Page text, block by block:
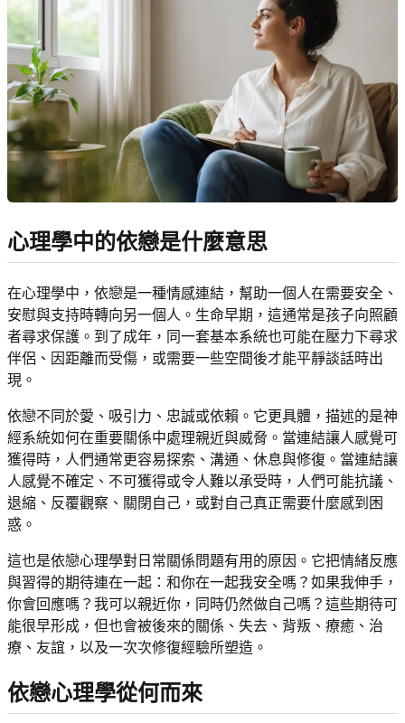
心理學中的依戀是什麼意思
在心理學中，依戀是一種情感連結，幫助一個人在需要安全、
安慰與支持時轉向另一個人。生命早期，這通常是孩子向照顧
者尋求保護。到了成年，同一套基本系統也可能在壓力下尋求
伴侶、因距離而受傷，或需要一些空間後才能平靜談話時出
現。
依戀不同於愛、吸引力、忠誠或依賴。它更具體，描述的是神
經系統如何在重要關係中處理親近與威脅。當連結讓人感覺可
獲得時，人們通常更容易探索、溝通、休息與修復。當連結讓
人感覺不確定、不可獲得或令人難以承受時，人們可能抗議、
退縮、反覆觀察、關閉自己，或對自己真正需要什麼感到困
惑。
這也是依戀心理學對日常關係問題有用的原因。它把情緒反應
與習得的期待連在一起：和你在一起我安全嗎？如果我伸手，
你會回應嗎？我可以親近你，同時仍然做自己嗎？這些期待可
能很早形成，但也會被後來的關係、失去、背叛、療癒、治
療、友誼，以及一次次修復經驗所塑造。
依戀心理學從何而來